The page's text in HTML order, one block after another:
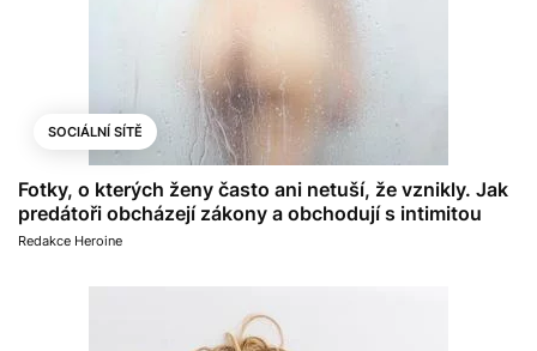
SOCIÁLNÍ SÍTĚ
Fotky, o kterých ženy často ani netuší, že vznikly. Jak
predátoři obcházejí zákony a obchodují s intimitou
Redakce Heroine